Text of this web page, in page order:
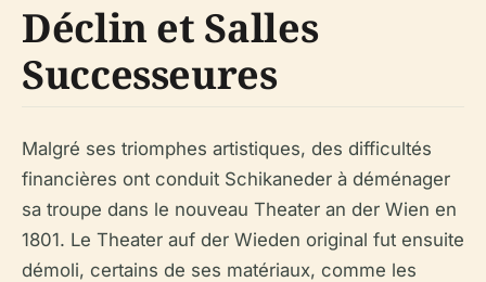
Déclin et Salles
Successeures
Malgré ses triomphes artistiques, des difficultés
financières ont conduit Schikaneder à déménager
sa troupe dans le nouveau Theater an der Wien en
1801. Le Theater auf der Wieden original fut ensuite
démoli, certains de ses matériaux, comme les